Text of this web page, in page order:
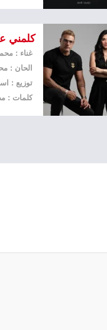
كلمني
الحان :
توزيع :